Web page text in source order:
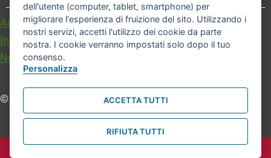
Accessibilità
Carta dei valori
Informativa sul trattamento dei dati personali
Note legali
© Comune di Bologna. Tutti i diritti riservati.
dell'utente (computer, tablet, smartphone) per
migliorare l'esperienza di fruizione del sito. Utilizzando i
nostri servizi, accetti l'utilizzo dei cookie da parte
nostra. I cookie verranno impostati solo dopo il tuo
consenso.
Personalizza
ACCETTA TUTTI
RIFIUTA TUTTI